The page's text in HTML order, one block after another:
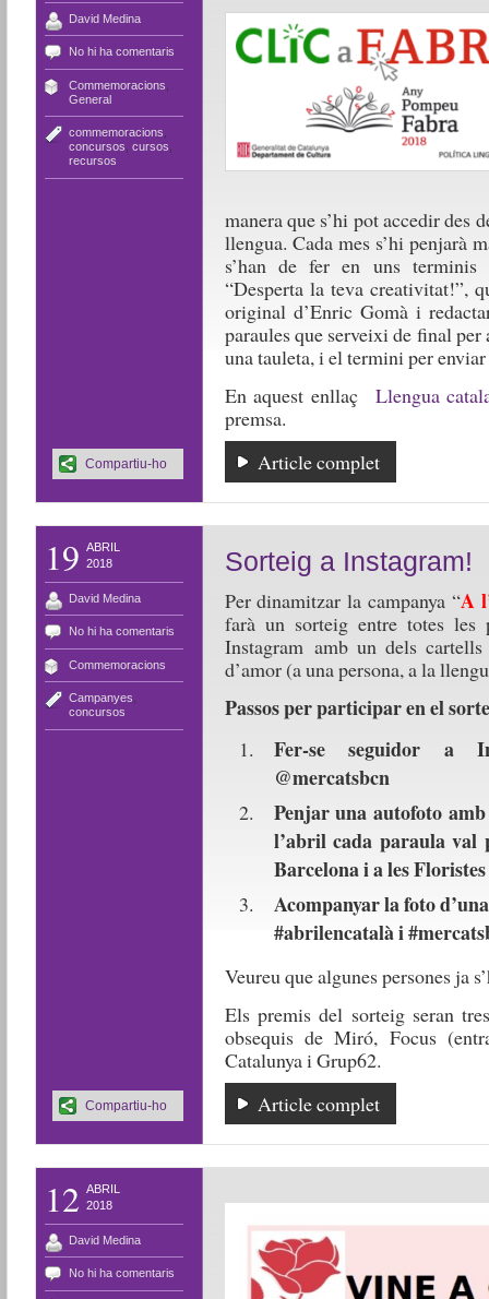
David Medina
No hi ha comentaris
Commemoracions
General
commemoracions
concursos cursos
recursos
manera que s’hi pot accedir des
llengua. Cada mes s’hi penjarà
s’han de fer en uns terminis
“Desperta la teva creativitat!”,
original d’Enric Gomà i
paraules que serveixi de final
una tauleta, i el termini per
En aquest enllaç Llengua
premsa.
Article complet
Compartiu-ho
19 ABRIL
2018
David Medina
No hi ha comentaris
Commemoracions
Campanyes
concursos
Sorteig a Instagram!
Per dinamitzar la campanya “A
farà un sorteig entre totes les
Instagram amb un dels
d’amor (a una persona, a la
Passos per participar en el
Fer-se seguidor a
@mercatsbcn
Penjar una autofoto
l’abril cada paraula val
Barcelona i a les
Acompanyar la foto
#abrilencatalà i
Veureu que algunes persones ja
Els premis del sorteig seran
obsequis de Miró, Focus
Catalunya i Grup62.
Article complet
Compartiu-ho
12 ABRIL
2018
David Medina
No hi ha comentaris